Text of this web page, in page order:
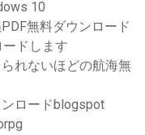
10
無料ダウンロード
ドします
れないほどの航海無
ロードblogspot